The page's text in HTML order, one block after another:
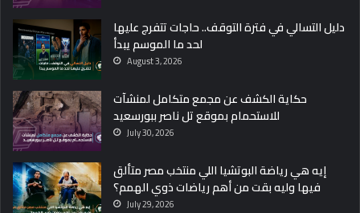
دليل التسالي في فترة التوقف.. حاجات تتفرج عليها
لحد ما الموسم يبدأ
August 3, 2026
حكاية الكشف عن مجمع متكامل لمنشآت
للاستحمام بموقع تل ناصر ببورسعيد
July 30, 2026
إيه هي رياضة البوتشيا اللي منتخب مصر متألق
فيها وليه بقت من أهم رياضات ذوي الهمم؟
July 29, 2026